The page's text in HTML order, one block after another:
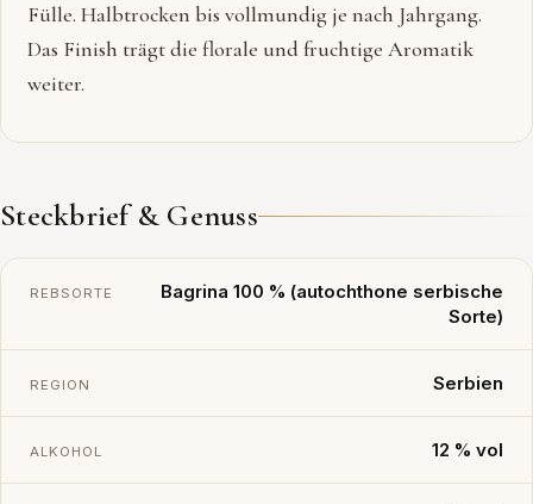
Fülle. Halbtrocken bis vollmundig je nach Jahrgang.
Das Finish trägt die florale und fruchtige Aromatik
weiter.
Steckbrief & Genuss
REBSORTE
Bagrina 100 % (autochthone serbische
Sorte)
REGION Serbien
ALKOHOL 12 % vol